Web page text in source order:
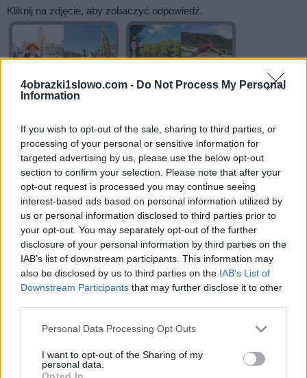
4obrazki1slowo.com - Do Not Process My Personal
Information
If you wish to opt-out of the sale, sharing to third parties, or
processing of your personal or sensitive information for
targeted advertising by us, please use the below opt-out
section to confirm your selection. Please note that after your
opt-out request is processed you may continue seeing
interest-based ads based on personal information utilized by
us or personal information disclosed to third parties prior to
your opt-out. You may separately opt-out of the further
disclosure of your personal information by third parties on the
IAB’s list of downstream participants. This information may
also be disclosed by us to third parties on the IAB’s List of
Downstream Participants that may further disclose it to other
Personal Data Processing Opt Outs
I want to opt-out of the Sharing of my
personal data.
Opted In
liter,
wprowadź
wszystkie
litery:
Kliknij na zdjęcie, aby zobaczyć odpowiedź.